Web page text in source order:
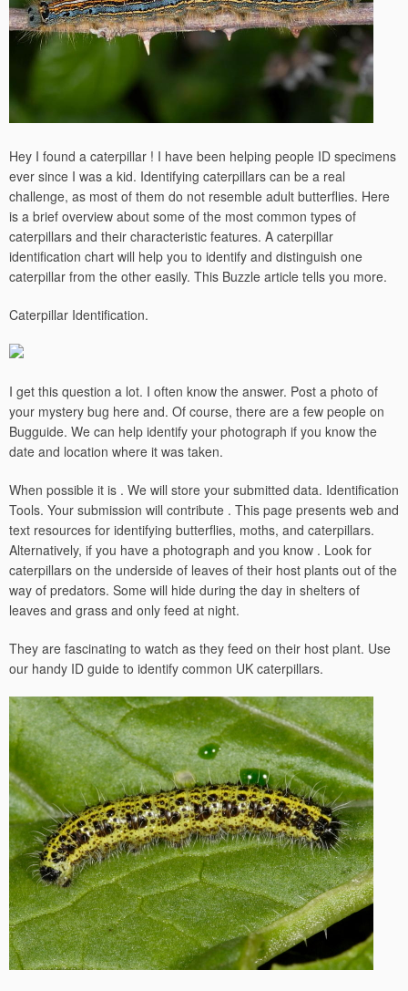
Hey I found a caterpillar ! I have been helping people ID specimens
ever since I was a kid. Identifying caterpillars can be a real
challenge, as most of them do not resemble adult butterflies. Here
is a brief overview about some of the most common types of
caterpillars and their characteristic features. A caterpillar
identification chart will help you to identify and distinguish one
caterpillar from the other easily. This Buzzle article tells you more.
Caterpillar Identification.
I get this question a lot. I often know the answer. Post a photo of
your mystery bug here and. Of course, there are a few people on
Bugguide. We can help identify your photograph if you know the
date and location where it was taken.
When possible it is . We will store your submitted data. Identification
Tools. Your submission will contribute . This page presents web and
text resources for identifying butterflies, moths, and caterpillars.
Alternatively, if you have a photograph and you know . Look for
caterpillars on the underside of leaves of their host plants out of the
way of predators. Some will hide during the day in shelters of
leaves and grass and only feed at night.
They are fascinating to watch as they feed on their host plant. Use
our handy ID guide to identify common UK caterpillars.